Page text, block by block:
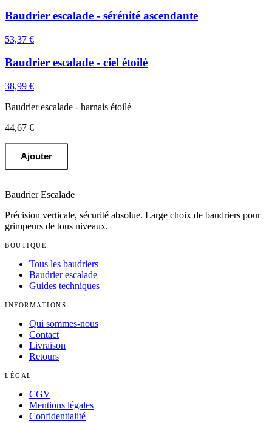
Baudrier escalade - sérénité ascendante
53,37 €
Baudrier escalade - ciel étoilé
38,99 €
Baudrier escalade - harnais étoilé
44,67 €
Ajouter
Baudrier Escalade
Précision verticale, sécurité absolue. Large choix de baudriers pour
grimpeurs de tous niveaux.
BOUTIQUE
Tous les baudriers
Baudrier escalade
Guides techniques
INFORMATIONS
Qui sommes-nous
Contact
Livraison
Retours
LÉGAL
CGV
Mentions légales
Confidentialité